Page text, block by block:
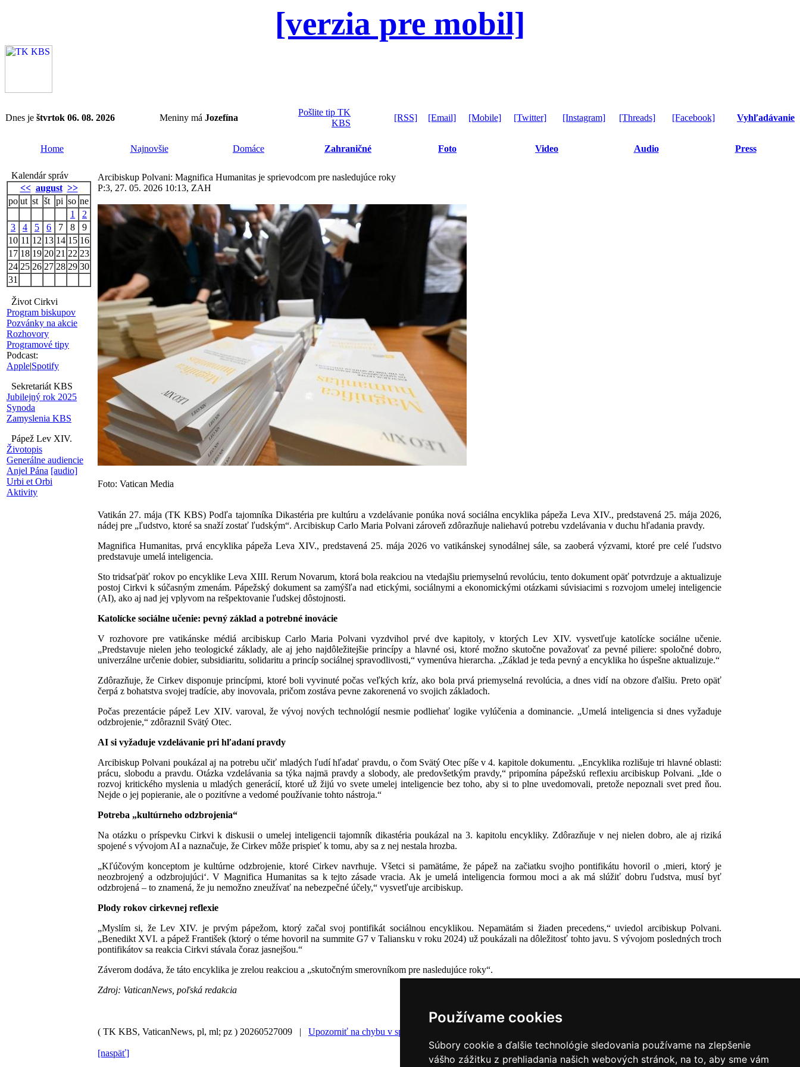
Používame cookies
Súbory cookie a ďalšie technológie sledovania používame na zlepšenie
vášho zážitku z prehliadania našich webových stránok, na to, aby sme vám
[verzia pre mobil]
Dnes je štvrtok 06. 08. 2026 Meniny má Jozefína
Pošlite tip TK
KBS
[RSS] [Email] [Mobile] [Twitter] [Instagram] [Threads] [Facebook] Vyhľadávanie
Home Najnovšie Domáce Zahraničné Foto Video Audio Press
Kalendár správ
<< august >>
po ut st št pi so ne
1
2
3
4 5 6 7 8
9
10 11 12 13 14 15 16
17 18 19 20 21 22 23
24 25 26 27 28 29 30
31
Život Cirkvi
Program biskupov
Pozvánky na akcie
Rozhovory
Programové tipy
Podcast:
Apple|Spotify
Sekretariát KBS
Jubilejný rok 2025
Synoda
Zamyslenia KBS
Pápež Lev XIV.
Životopis
Generálne audiencie
Anjel Pána [audio]
Urbi et Orbi
Aktivity
Arcibiskup Polvani: Magnifica Humanitas je sprievodcom pre nasledujúce roky
P:3, 27. 05. 2026 10:13, ZAH
Foto: Vatican Media
Vatikán 27. mája (TK KBS) Podľa tajomníka Dikastéria pre kultúru a vzdelávanie ponúka nová sociálna encyklika pápeža Leva XIV., predstavená 25. mája 2026,
nádej pre „ľudstvo, ktoré sa snaží zostať ľudským“. Arcibiskup Carlo Maria Polvani zároveň zdôrazňuje naliehavú potrebu vzdelávania v duchu hľadania pravdy.
Magnifica Humanitas, prvá encyklika pápeža Leva XIV., predstavená 25. mája 2026 vo vatikánskej synodálnej sále, sa zaoberá výzvami, ktoré pre celé ľudstvo
predstavuje umelá inteligencia.
Sto tridsaťpäť rokov po encyklike Leva XIII. Rerum Novarum, ktorá bola reakciou na vtedajšiu priemyselnú revolúciu, tento dokument opäť potvrdzuje a aktualizuje
postoj Cirkvi k súčasným zmenám. Pápežský dokument sa zamýšľa nad etickými, sociálnymi a ekonomickými otázkami súvisiacimi s rozvojom umelej inteligencie
(AI), ako aj nad jej vplyvom na rešpektovanie ľudskej dôstojnosti.
Katolícke sociálne učenie: pevný základ a potrebné inovácie
V rozhovore pre vatikánske médiá arcibiskup Carlo Maria Polvani vyzdvihol prvé dve kapitoly, v ktorých Lev XIV. vysvetľuje katolícke sociálne učenie.
„Predstavuje nielen jeho teologické základy, ale aj jeho najdôležitejšie princípy a hlavné osi, ktoré možno skutočne považovať za pevné piliere: spoločné dobro,
univerzálne určenie dobier, subsidiaritu, solidaritu a princíp sociálnej spravodlivosti,“ vymenúva hierarcha. „Základ je teda pevný a encyklika ho úspešne aktualizuje.“
Zdôrazňuje, že Cirkev disponuje princípmi, ktoré boli vyvinuté počas veľkých kríz, ako bola prvá priemyselná revolúcia, a dnes vidí na obzore ďalšiu. Preto opäť
čerpá z bohatstva svojej tradície, aby inovovala, pričom zostáva pevne zakorenená vo svojich základoch.
Počas prezentácie pápež Lev XIV. varoval, že vývoj nových technológií nesmie podliehať logike vylúčenia a dominancie. „Umelá inteligencia si dnes vyžaduje
odzbrojenie,“ zdôraznil Svätý Otec.
AI si vyžaduje vzdelávanie pri hľadaní pravdy
Arcibiskup Polvani poukázal aj na potrebu učiť mladých ľudí hľadať pravdu, o čom Svätý Otec píše v 4. kapitole dokumentu. „Encyklika rozlišuje tri hlavné oblasti:
prácu, slobodu a pravdu. Otázka vzdelávania sa týka najmä pravdy a slobody, ale predovšetkým pravdy,“ pripomína pápežskú reflexiu arcibiskup Polvani. „Ide o
rozvoj kritického myslenia u mladých generácií, ktoré už žijú vo svete umelej inteligencie bez toho, aby si to plne uvedomovali, pretože nepoznali svet pred ňou.
Nejde o jej popieranie, ale o pozitívne a vedomé používanie tohto nástroja.“
Potreba „kultúrneho odzbrojenia“
Na otázku o príspevku Cirkvi k diskusii o umelej inteligencii tajomník dikastéria poukázal na 3. kapitolu encykliky. Zdôrazňuje v nej nielen dobro, ale aj riziká
spojené s vývojom AI a naznačuje, že Cirkev môže prispieť k tomu, aby sa z nej nestala hrozba.
„Kľúčovým konceptom je kultúrne odzbrojenie, ktoré Cirkev navrhuje. Všetci si pamätáme, že pápež na začiatku svojho pontifikátu hovoril o ‚mieri, ktorý je
neozbrojený a odzbrojujúci‘. V Magnifica Humanitas sa k tejto zásade vracia. Ak je umelá inteligencia formou moci a ak má slúžiť dobru ľudstva, musí byť
odzbrojená – to znamená, že ju nemožno zneužívať na nebezpečné účely,“ vysvetľuje arcibiskup.
Plody rokov cirkevnej reflexie
„Myslím si, že Lev XIV. je prvým pápežom, ktorý začal svoj pontifikát sociálnou encyklikou. Nepamätám si žiaden precedens,“ uviedol arcibiskup Polvani.
„Benedikt XVI. a pápež František (ktorý o téme hovoril na summite G7 v Taliansku v roku 2024) už poukázali na dôležitosť tohto javu. S vývojom posledných troch
pontifikátov sa reakcia Cirkvi stávala čoraz jasnejšou.“
Záverom dodáva, že táto encyklika je zrelou reakciou a „skutočným smerovníkom pre nasledujúce roky“.
Zdroj: VaticanNews, poľská redakcia
( TK KBS, VaticanNews, pl, ml; pz ) 20260527009 | Upozorniť na chybu v správe
[naspäť]